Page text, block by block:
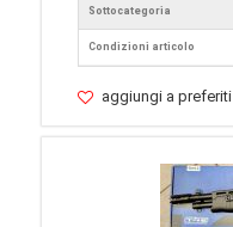
Sottocategoria
Condizioni articolo
aggiungi a preferiti